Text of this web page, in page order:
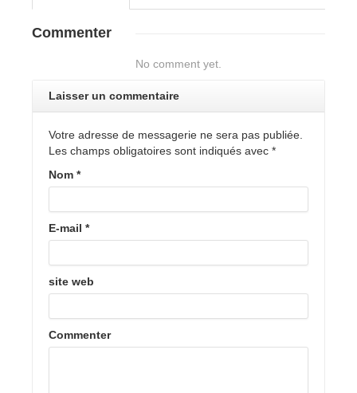
Commenter
No comment yet.
Laisser un commentaire
Votre adresse de messagerie ne sera pas publiée.
Les champs obligatoires sont indiqués avec *
Nom *
E-mail *
site web
Commenter